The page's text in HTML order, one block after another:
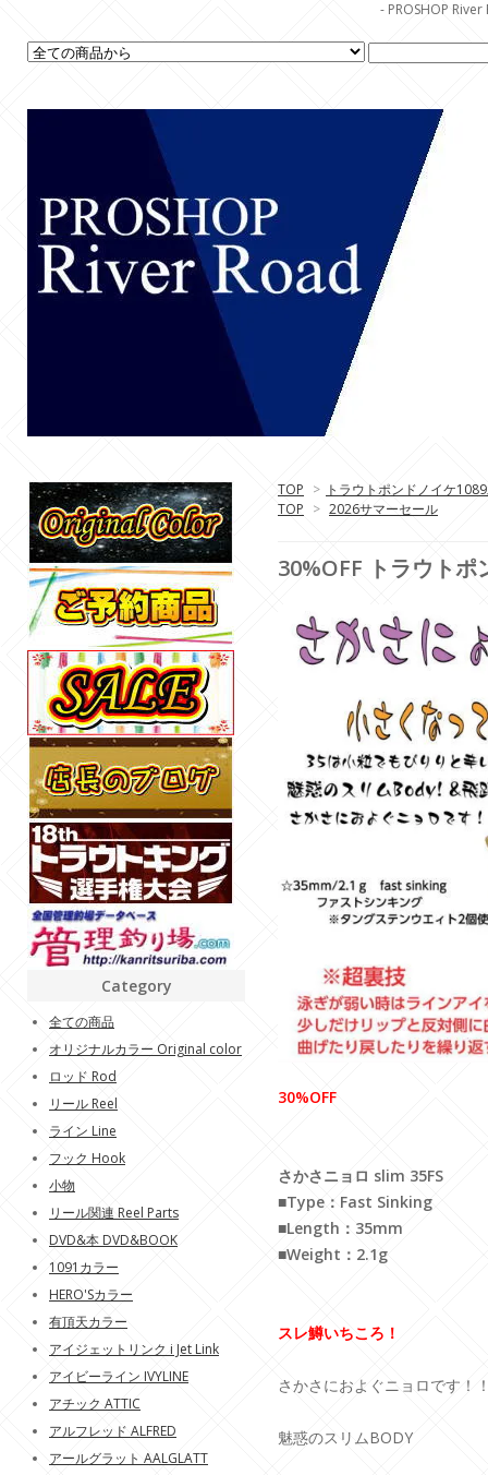
- PROSHOP
TOP > トラウトポンドノイケ
TOP > 2026サマーセール
30%OFF トラウト
30%OFF
さかさニョロ slim 35FS
■Type：Fast Sinking
■Length：35mm
■Weight：2.1g
スレ鱒いちころ！
さかさにおよぐニョロです！
魅惑のスリムBODY
Category
全ての商品
オリジナルカラー Original color
ロッド Rod
リール Reel
ライン Line
フック Hook
小物
リール関連 Reel Parts
DVD&本 DVD&BOOK
1091カラー
HERO'Sカラー
有頂天カラー
アイジェットリンク i Jet Link
アイビーライン IVYLINE
アチック ATTIC
アルフレッド ALFRED
アールグラット AALGLATT